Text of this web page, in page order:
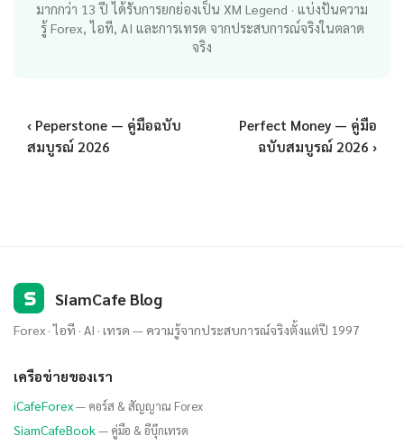
มากกว่า 13 ปี ได้รับการยกย่องเป็น XM Legend · แบ่งปันความ
รู้ Forex, ไอที, AI และการเทรด จากประสบการณ์จริงในตลาด
จริง
‹ Peperstone — คู่มือฉบับ
สมบูรณ์ 2026
Perfect Money — คู่มือ
ฉบับสมบูรณ์ 2026 ›
S SiamCafe Blog
Forex · ไอที · AI · เทรด — ความรู้จากประสบการณ์จริงตั้งแต่ปี 1997
เครือข่ายของเรา
iCafeForex— คอร์ส & สัญญาณ Forex
SiamCafeBook— คู่มือ & อีบุ๊กเทรด